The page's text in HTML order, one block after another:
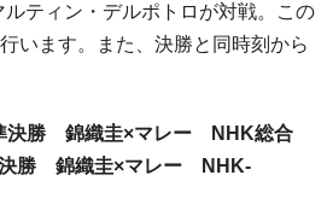
ティン・デルポトロが対戦。この
います。また、決勝と同時刻から
決勝 錦織圭×マレー NHK総合
勝 錦織圭×マレー NHK-